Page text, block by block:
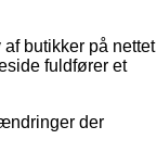
butikker på nettet
fuldfører et
der